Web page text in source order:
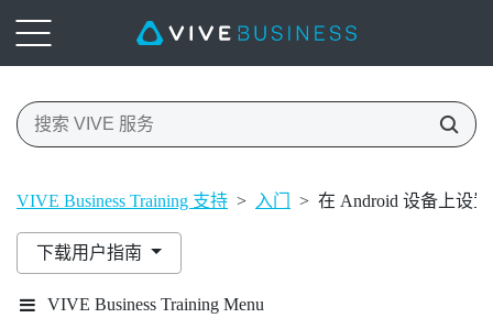
VIVE Business Training 支持 > 入门 > 在 Android 设备上设置
下载用户指南
VIVE Business Training Menu